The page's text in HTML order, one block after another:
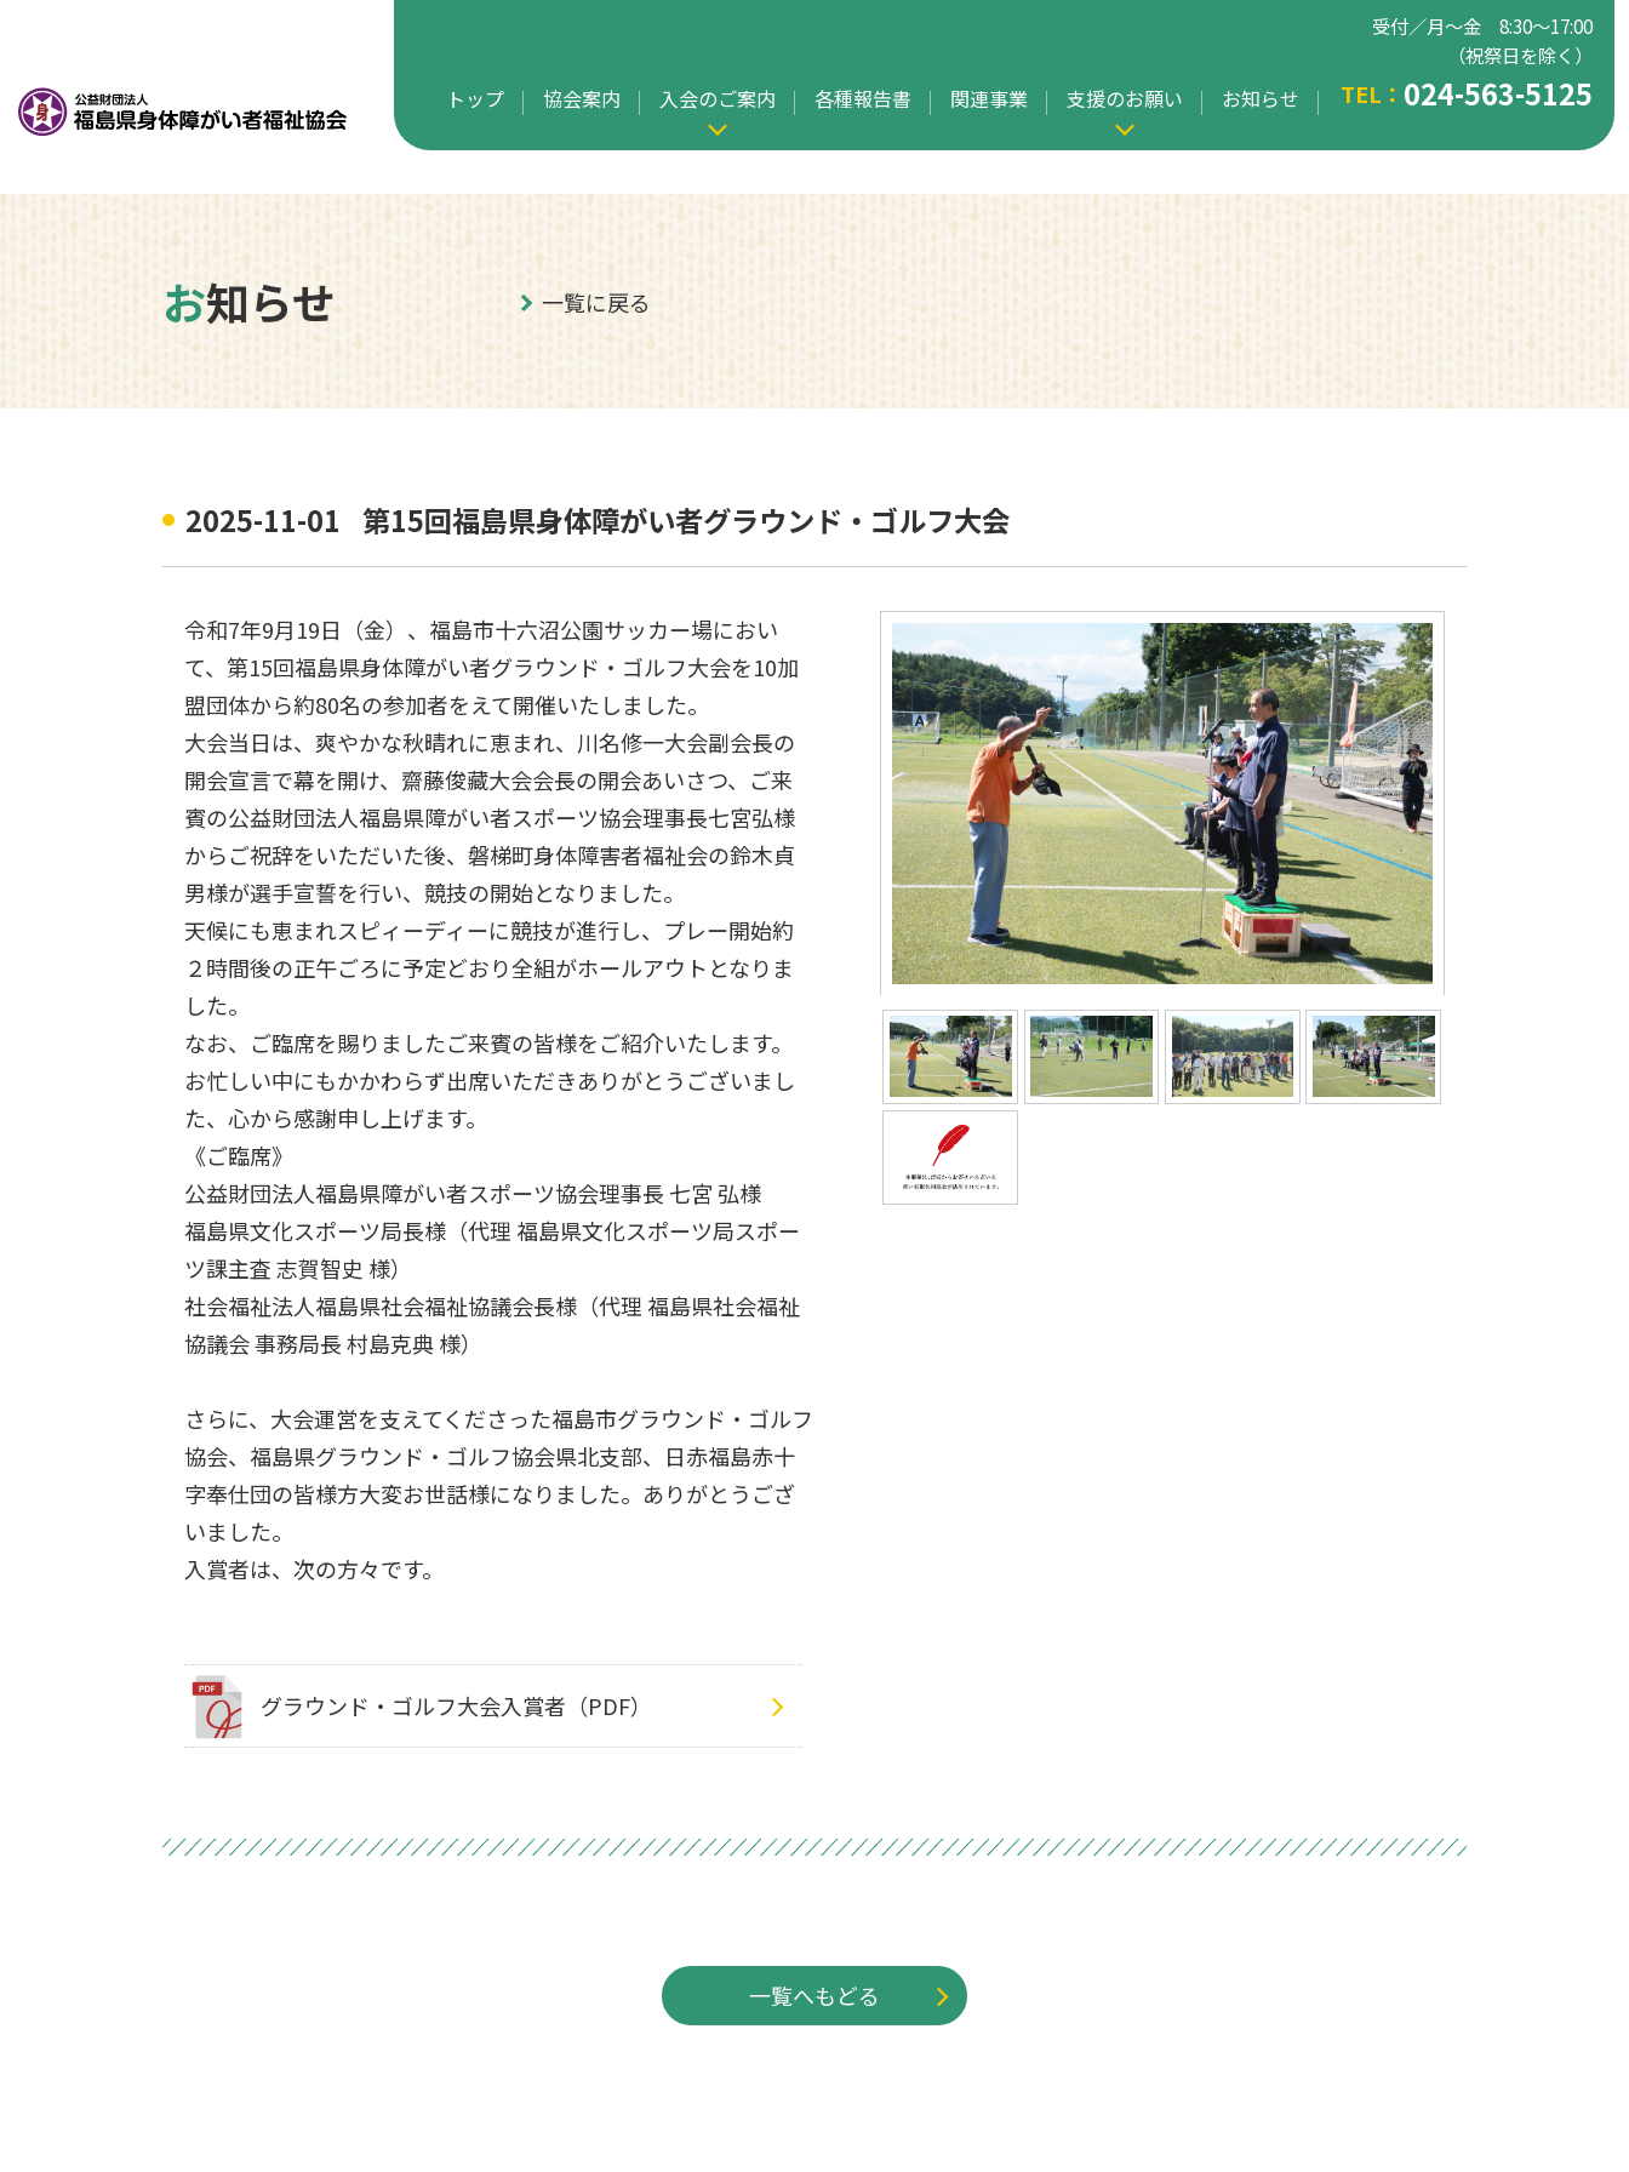
トップ 協会案内 入会のご案内 各種報告書 関連事業 支援のお願い お知らせ
受付／月〜金 8:30〜17:00
（祝祭日を除く）
TEL： 024-563-5125
お知らせ 一覧に戻る
2025-11-01 第15回福島県身体障がい者グラウンド・ゴルフ大会
令和7年9月19日（金）、福島市十六沼公園サッカー場におい
て、第15回福島県身体障がい者グラウンド・ゴルフ大会を10加
盟団体から約80名の参加者をえて開催いたしました。
大会当日は、爽やかな秋晴れに恵まれ、川名修一大会副会長の
開会宣言で幕を開け、齋藤俊藏大会会長の開会あいさつ、ご来
賓の公益財団法人福島県障がい者スポーツ協会理事長七宮弘様
からご祝辞をいただいた後、磐梯町身体障害者福祉会の鈴木貞
男様が選手宣誓を行い、競技の開始となりました。
天候にも恵まれスピィーディーに競技が進行し、プレー開始約
２時間後の正午ごろに予定どおり全組がホールアウトとなりま
した。
なお、ご臨席を賜りましたご来賓の皆様をご紹介いたします。
お忙しい中にもかかわらず出席いただきありがとうございまし
た、心から感謝申し上げます。
《ご臨席》
公益財団法人福島県障がい者スポーツ協会理事長 七宮 弘様
福島県文化スポーツ局長様（代理 福島県文化スポーツ局スポー
ツ課主査 志賀智史 様）
社会福祉法人福島県社会福祉協議会長様（代理 福島県社会福祉
協議会 事務局長 村島克典 様）
さらに、大会運営を支えてくださった福島市グラウンド・ゴルフ
協会、福島県グラウンド・ゴルフ協会県北支部、日赤福島赤十
字奉仕団の皆様方大変お世話様になりました。ありがとうござ
いました。
入賞者は、次の方々です。
グラウンド・ゴルフ大会入賞者（PDF）
一覧へもどる